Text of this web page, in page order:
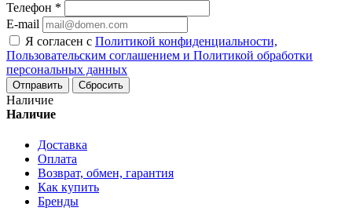
Телефон *
E-mail
Я согласен с Политикой конфиденциальности,
Пользовательским соглашением и Политикой обработки
персональных данных
Сбросить
Наличие
Наличие
Доставка
Оплата
Возврат, обмен, гарантия
Как купить
Бренды